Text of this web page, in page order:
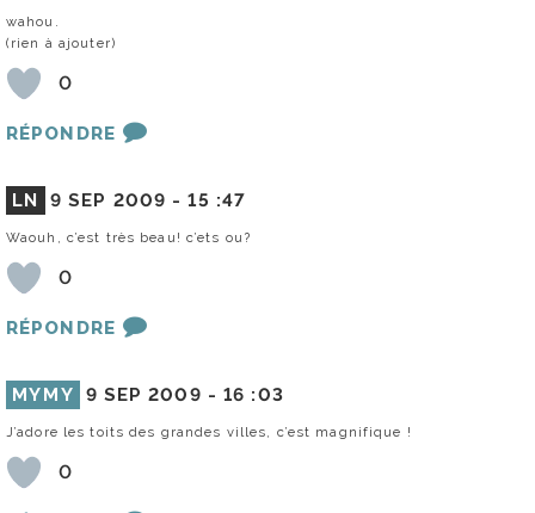
wahou.
(rien à ajouter)
0
RÉPONDRE
LN 9 SEP 2009 -15 :47
Waouh, c’est très beau! c’ets ou?
0
RÉPONDRE
MYMY 9 SEP 2009 -16 :03
J’adore les toits des grandes villes, c’est magnifique !
0